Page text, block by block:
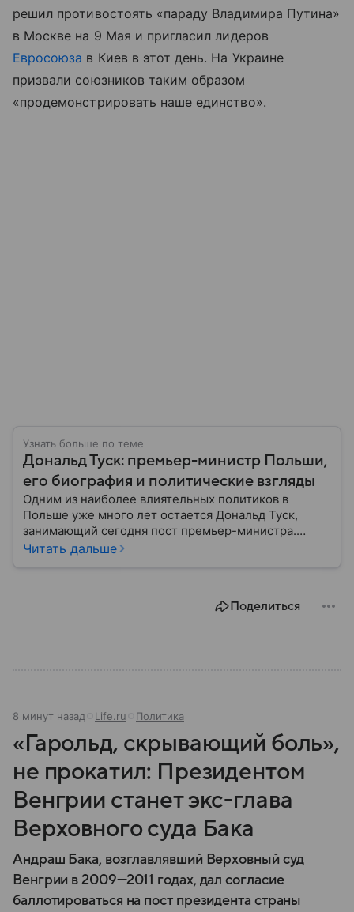
решил противостоять «параду Владимира Путина»
в Москве на 9 Мая и пригласил лидеров
Евросоюза в Киев в этот день. На Украине
призвали союзников таким образом
«продемонстрировать наше единство».
Узнать больше по теме
Дональд Туск: премьер-министр Польши,
его биография и политические взгляды
Одним из наиболее влиятельных политиков в
Польше уже много лет остается Дональд Туск,
занимающий сегодня пост премьер-министра.
Собрали главное из его биографии.
Читать дальше
Поделиться
8 минут назад Life.ru Политика
«Гарольд, скрывающий боль»,
не прокатил: Президентом
Венгрии станет экс-глава
Верховного суда Бака
Андраш Бака, возглавлявший Верховный суд
Венгрии в 2009—2011 годах, дал согласие
баллотироваться на пост президента страны